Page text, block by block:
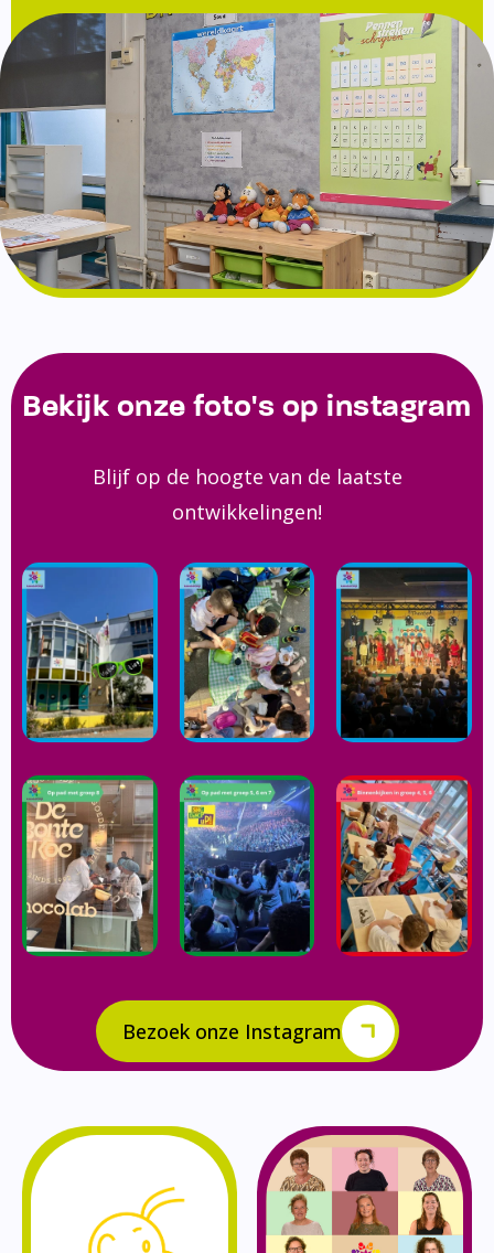
Bekijk onze foto's op instagram
Blijf op de hoogte van de laatste
ontwikkelingen!
Bezoek onze Instagram